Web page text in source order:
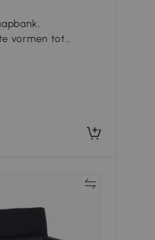
vormen tot
157 x 190